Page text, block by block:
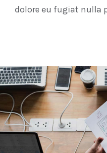
dolore eu fugiat nulla